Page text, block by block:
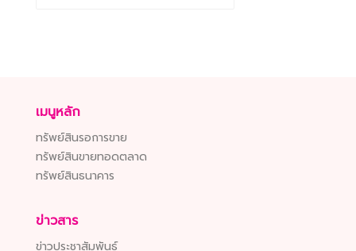
เมนูหลัก
ทรัพย์สินรอการขาย
ทรัพย์สินขายทอดตลาด
ทรัพย์สินธนาคาร
ข่าวสาร
ข่าวประชาสัมพันธ์